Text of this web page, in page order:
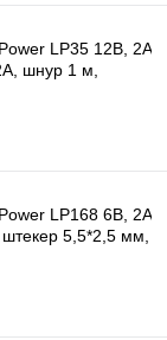
LP35 12В, 2A
шнур 1 м,
LP168 6В, 2A
5,5*2,5 мм,
весов